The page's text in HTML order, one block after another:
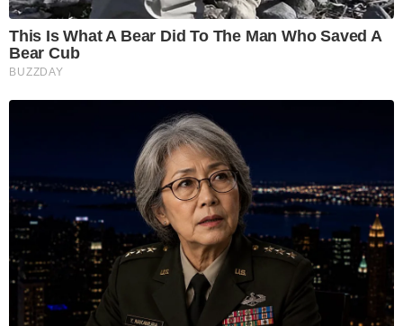
This Is What A Bear Did To The Man Who Saved A
Bear Cub
BUZZDAY